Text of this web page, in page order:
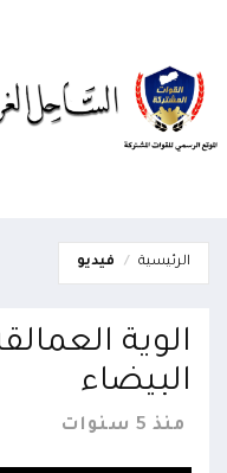
الرئيسية فيديو
الوية
البيضاء
منذ 5 سنوات